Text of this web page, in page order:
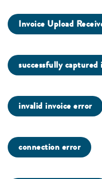
Invoice Upload
successfully captured
invalid invoice error
connection error